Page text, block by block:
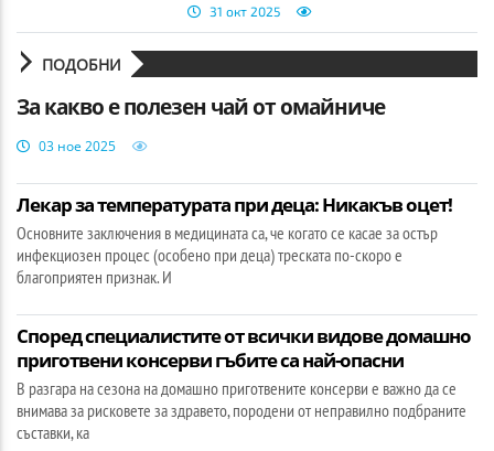
31 окт 2025
ПОДОБНИ
За какво е полезен чай от омайниче
03 ное 2025
Лекар за температурата при деца: Никакъв оцет!
Основните заключения в медицината са, че когато се касае за остър
инфекциозен процес (особено при деца) треската по-скоро е
благоприятен признак. И
Според специалистите от всички видове домашно
приготвени консерви гъбите са най-опасни
В разгара на сезона на домашно приготвените консерви е важно да се
внимава за рисковете за здравето, породени от неправилно подбраните
съставки, ка